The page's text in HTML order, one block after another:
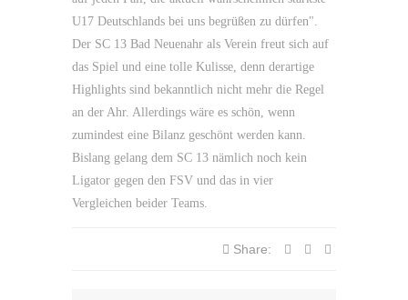
U17 Deutschlands bei uns begrüßen zu dürfen".
Der SC 13 Bad Neuenahr als Verein freut sich auf
das Spiel und eine tolle Kulisse, denn derartige
Highlights sind bekanntlich nicht mehr die Regel
an der Ahr. Allerdings wäre es schön, wenn
zumindest eine Bilanz geschönt werden kann.
Bislang gelang dem SC 13 nämlich noch kein
Ligator gegen den FSV und das in vier
Vergleichen beider Teams.
Share: